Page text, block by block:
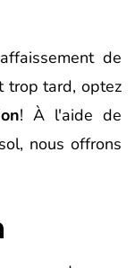
de
trop tard, optez
! À l'aide de
nous offrons